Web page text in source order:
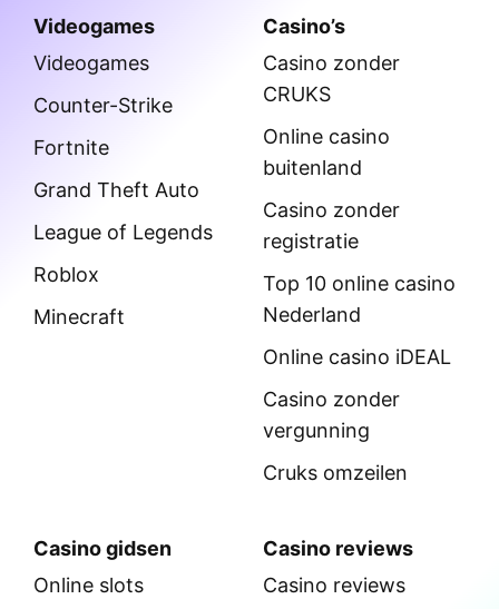
Videogames
Videogames
Counter-Strike
Fortnite
Grand Theft Auto
League of Legends
Roblox
Minecraft
Casino’s
Casino zonder
CRUKS
Online casino
buitenland
Casino zonder
registratie
Top 10 online casino
Nederland
Online casino iDEAL
Casino zonder
vergunning
Cruks omzeilen
Casino gidsen
Online slots
Casino reviews
Casino reviews